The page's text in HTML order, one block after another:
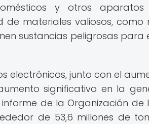
y otros aparatos
materiales valiosos, como
sustancias peligrosas para
electrónicos, junto con el
significativo en la
de la Organización de
de 53,6 millones de